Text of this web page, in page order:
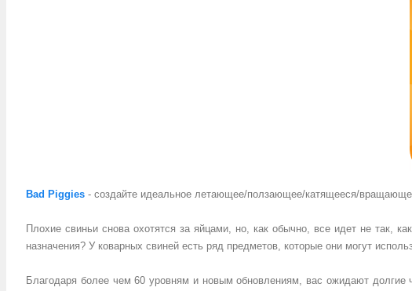
Bad Piggies - создайте идеальное летающее/ползающее/катящееся/
Плохие свиньи снова охотятся за яйцами, но, как обычно, все идет не так,
назначения? У коварных свиней есть ряд предметов, которые они могут
Благодаря более чем 60 уровням и новым обновлениям, вас ожидают долгие